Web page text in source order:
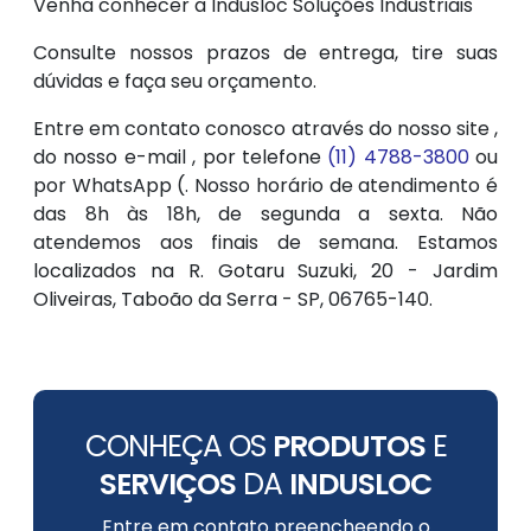
Venha conhecer a Indusloc Soluções Industriais
Consulte nossos prazos de entrega, tire suas
dúvidas e faça seu orçamento.
Entre em contato conosco através do nosso site ,
do nosso e-mail , por telefone (11) 4788-3800ou
por WhatsApp (. Nosso horário de atendimento é
das 8h às 18h, de segunda a sexta. Não
atendemos aos finais de semana. Estamos
localizados na R. Gotaru Suzuki, 20 - Jardim
Oliveiras, Taboão da Serra - SP, 06765-140.
CONHEÇA OS PRODUTOSE
SERVIÇOS DA INDUSLOC